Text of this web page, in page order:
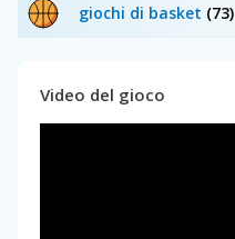
giochi di basket (73)
Video del gioco